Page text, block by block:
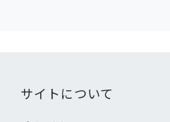
サイトについて